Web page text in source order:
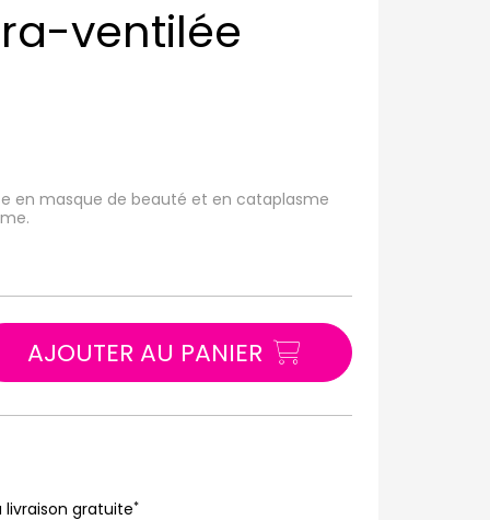
ventilée
en masque de beauté et en cataplasme
AJOUTER AU PANIER
gratuite*